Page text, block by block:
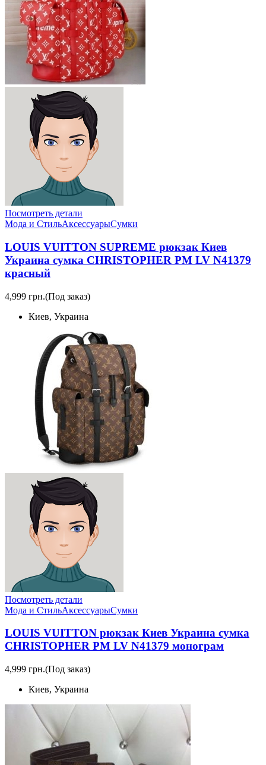
Посмотреть детали
Мода и СтильАксессуарыСумки
LOUIS VUITTON SUPREME рюкзак Киев
Украина сумка CHRISTOPHER PM LV N41379
красный
4,999 грн.(Под заказ)
Киев, Украина
Посмотреть детали
Мода и СтильАксессуарыСумки
LOUIS VUITTON рюкзак Киев Украина сумка
CHRISTOPHER PM LV N41379 монограм
4,999 грн.(Под заказ)
Киев, Украина